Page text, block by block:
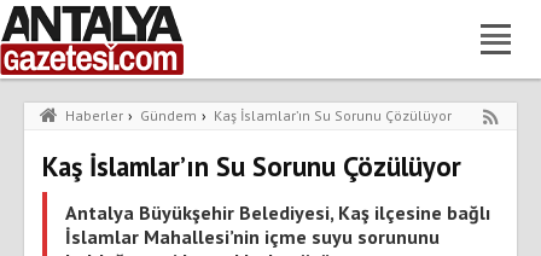
Haberler › Gündem › Kaş İslamlar’ın Su Sorunu Çözülüyor
Kaş İslamlar’ın Su Sorunu Çözülüyor
Antalya Büyükşehir Belediyesi, Kaş ilçesine bağlı
İslamlar Mahallesi’nin içme suyu sorununu